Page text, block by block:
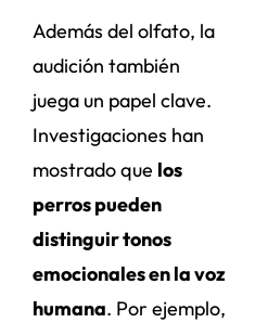
Además del olfato, la
audición también
juega un papel clave.
Investigaciones han
mostrado que los
perros pueden
distinguir tonos
emocionales en la voz
humana. Por ejemplo,